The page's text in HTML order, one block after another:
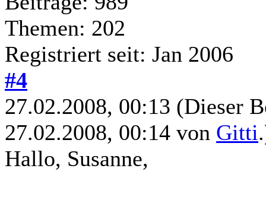
Themen: 202
Registriert seit: Jan 2006
#4
27.02.2008, 00:13 (Dieser
27.02.2008, 00:14 von Gitti
Hallo, Susanne,